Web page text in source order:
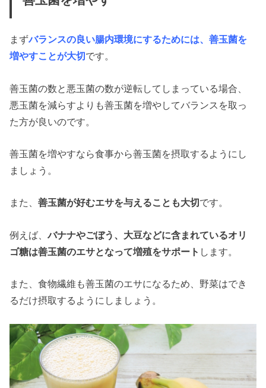
まずバランスの良い腸内環境にするためには、善玉菌を
増やすことが大切です。
善玉菌の数と悪玉菌の数が逆転してしまっている場合、
悪玉菌を減らすよりも善玉菌を増やしてバランスを取っ
た方が良いのです。
善玉菌を増やすなら食事から善玉菌を摂取するようにし
ましょう。
また、善玉菌が好むエサを与えることも大切です。
例えば、 バナナやごぼう、大豆などに含まれているオリ
ゴ糖は善玉菌のエサとなって増殖をサポート します。
また、食物繊維も善玉菌のエサになるため、野菜はでき
るだけ摂取するようにしましょう。